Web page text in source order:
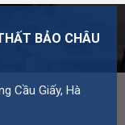
BẢO CHÂU
Cầu Giấy, Hà